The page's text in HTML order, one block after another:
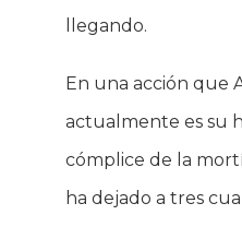
llegando.
En una acción que
actualmente es su
cómplice de la
ha dejado a tres